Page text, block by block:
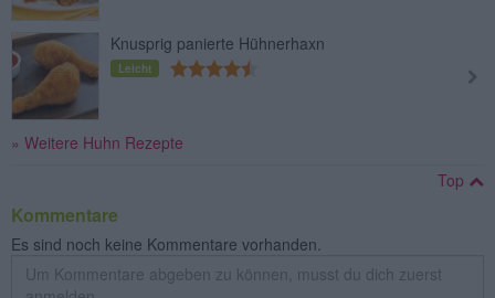
Knusprig panierte Hühnerhaxn
Leicht
» Weitere Huhn Rezepte
Top
Kommentare
Es sind noch keine Kommentare vorhanden.